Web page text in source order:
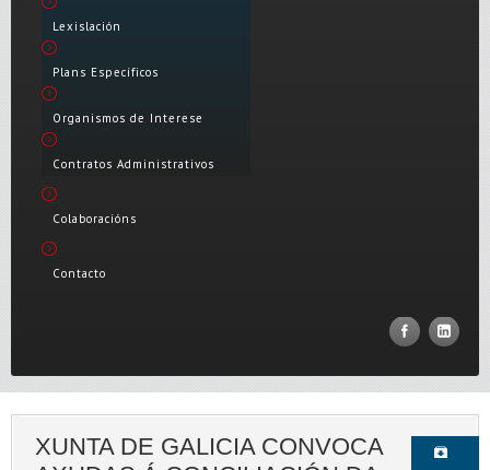
Lexislación
Plans Específicos
Organismos de Interese
Contratos Administrativos
Colaboracións
Contacto
XUNTA DE GALICIA CONVOCA